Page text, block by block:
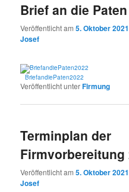
Brief an die Paten
Veröffentlicht am5. Oktober 2021
Josef
BriefandiePaten2022
Veröffentlicht unterFirmung
Terminplan der
Firmvorbereitung
Veröffentlicht am5. Oktober 2021
Josef